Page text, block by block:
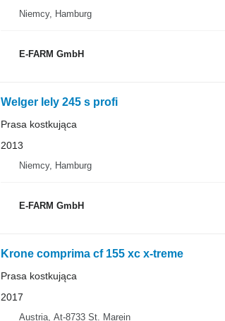
Niemcy, Hamburg
E-FARM GmbH
Welger lely 245 s profi
Prasa kostkująca
2013
Niemcy, Hamburg
E-FARM GmbH
Krone comprima cf 155 xc x-treme
Prasa kostkująca
2017
Austria, At-8733 St. Marein